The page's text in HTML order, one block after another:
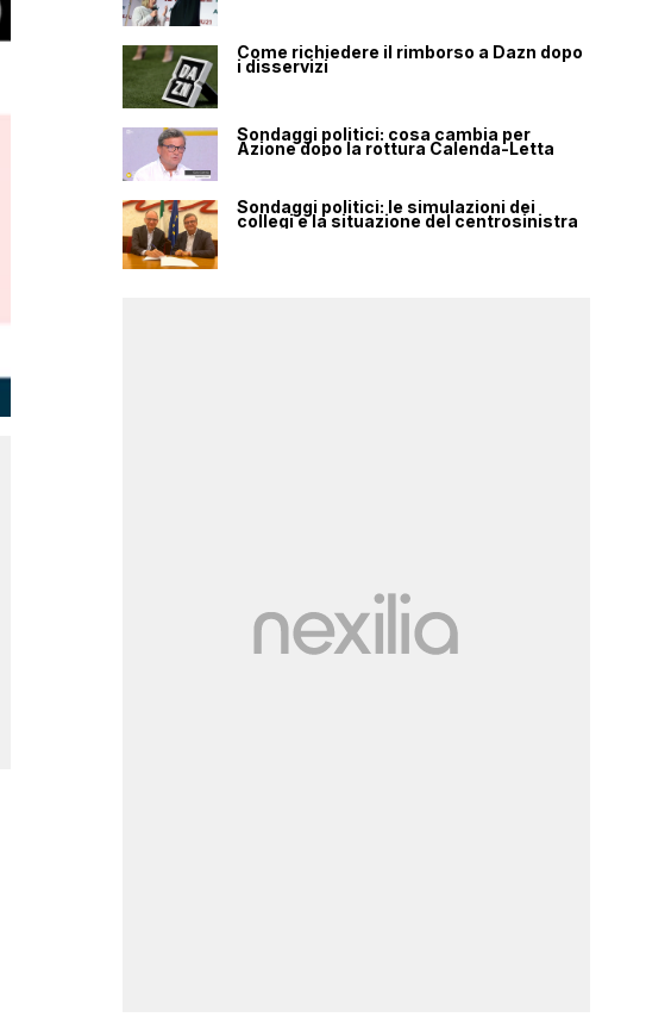
Come richiedere il rimborso a Dazn dopo
i disservizi
Sondaggi politici: cosa cambia per
Azione dopo la rottura Calenda-Letta
Sondaggi politici: le simulazioni dei
collegi e la situazione del centrosinistra